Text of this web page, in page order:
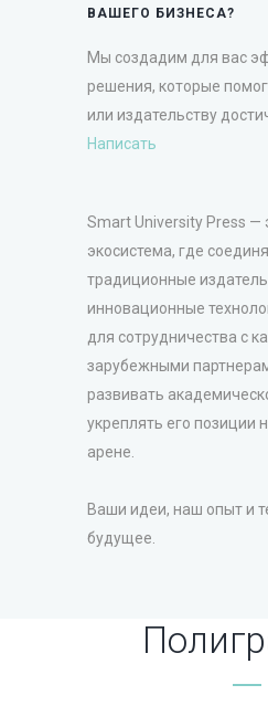
ВАШЕГО БИЗНЕСА?
Мы создадим для вас
решения, которые
или издательству
Написать
Smart University Press —
экосистема, где
традиционные
инновационные
для сотрудничества с
зарубежными
развивать
укреплять его позиции
арене.
Ваши идеи, наш опыт и
будущее.